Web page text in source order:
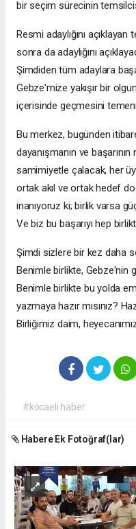
bir seçim sürecinin
Resmi adaylığını
sonra da adaylığını
Şimdiden tüm adaylara
Gebze'mize yakışır bir
içerisinde geçmesini
Bu merkez, bugünden
dayanışmanın ve
samimiyetle çalacak, her
ortak akıl ve ortak hedef
inanıyoruz ki; birlik varsa
Ve biz bu başarıyı hep
Şimdi sizlere bir kez daha
Benimle birlikte, Gebze'nin
Benimle birlikte bu yolda
yazmaya hazır mısınız?
Birliğimiz daim,
#kocaeli haber
Habere Ek Fotoğraf(lar)